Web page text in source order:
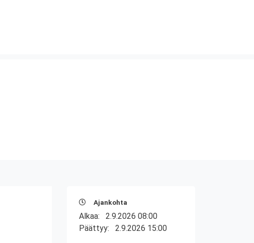
Ajankohta
Alkaa: 2.9.2026 08:00
Päättyy: 2.9.2026 15:00